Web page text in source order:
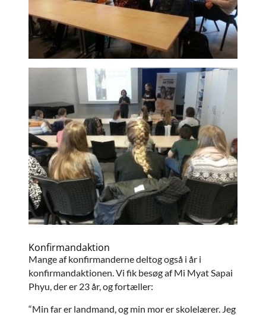
Konfirmandaktion
Mange af konfirmanderne deltog også i år i
konfirmandaktionen. Vi fik besøg af Mi Myat Sapai
Phyu, der er 23 år, og fortæller:
“Min far er landmand, og min mor er skolelærer. Jeg